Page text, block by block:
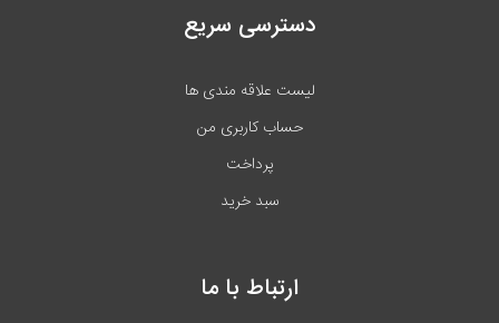
دسترسی سریع
لیست علاقه مندی ها
حساب کاربری من
پرداخت
سبد خرید
ارتباط با ما